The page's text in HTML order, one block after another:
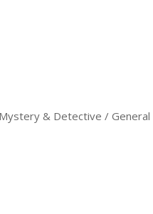
& Detective / General